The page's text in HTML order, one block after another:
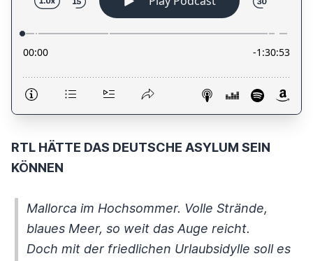
RTL HÄTTE DAS DEUTSCHE ASYLUM SEIN
KÖNNEN
Mallorca im Hochsommer. Volle Strände,
blaues Meer, so weit das Auge reicht.
Doch mit der friedlichen Urlaubsidylle soll es